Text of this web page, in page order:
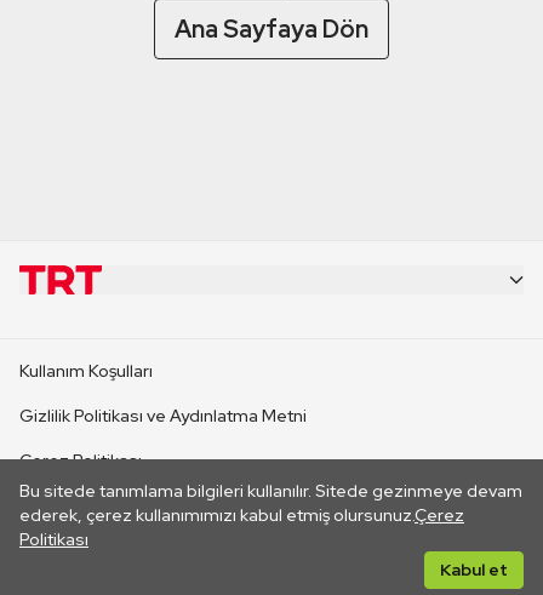
Ana Sayfaya Dön
Bu sitede tanımlama bilgileri kullanılır. Sitede gezinmeye devam
ederek, çerez kullanımımızı kabul etmiş olursunuz.Çerez
Politikası
Kabul et
CANLI YAYINLAR
Kullanım Koşulları
Gizlilik Politikası ve Aydınlatma Metni
Çerez Politikası
İletişim
Her hakkı saklıdır. ©2026 TRT. Bağlantı yoluyla gidilen dış